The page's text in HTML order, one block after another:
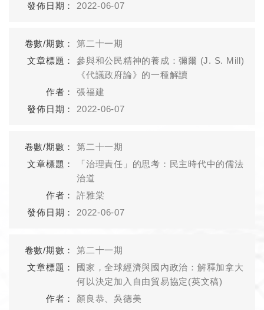
2022-06-07
第二十一期
參與和公民精神的養成：彌爾 (J. S. Mill)
《代議政府論》的一種解讀
張福建
2022-06-07
第二十一期
「治理責任」的思考：民主時代中的儒法
治道
許雅棠
2022-06-07
第二十一期
國家，全球經濟與國內政治：解釋加拿大
何以決定加入自由貿易協定(英文稿)
顏良恭、吳德美